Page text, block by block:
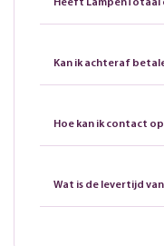
Heeft LampenTotaal
Kan ik achteraf
Hoe kan ik contact
Wat is de levertijd